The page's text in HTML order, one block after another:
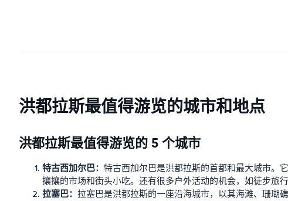
洪都拉斯最值得游览的城市和地点
洪都拉斯最值得游览的 5 个城市
特古西加尔巴： 特古西加尔巴是洪都拉斯的首都和最大城市。
攘攘的市场和街头小吃。还有很多户外活动的机会，如徒步旅行
拉塞巴： 拉塞巴是洪都拉斯的一座沿海城市，以其海滩、珊瑚